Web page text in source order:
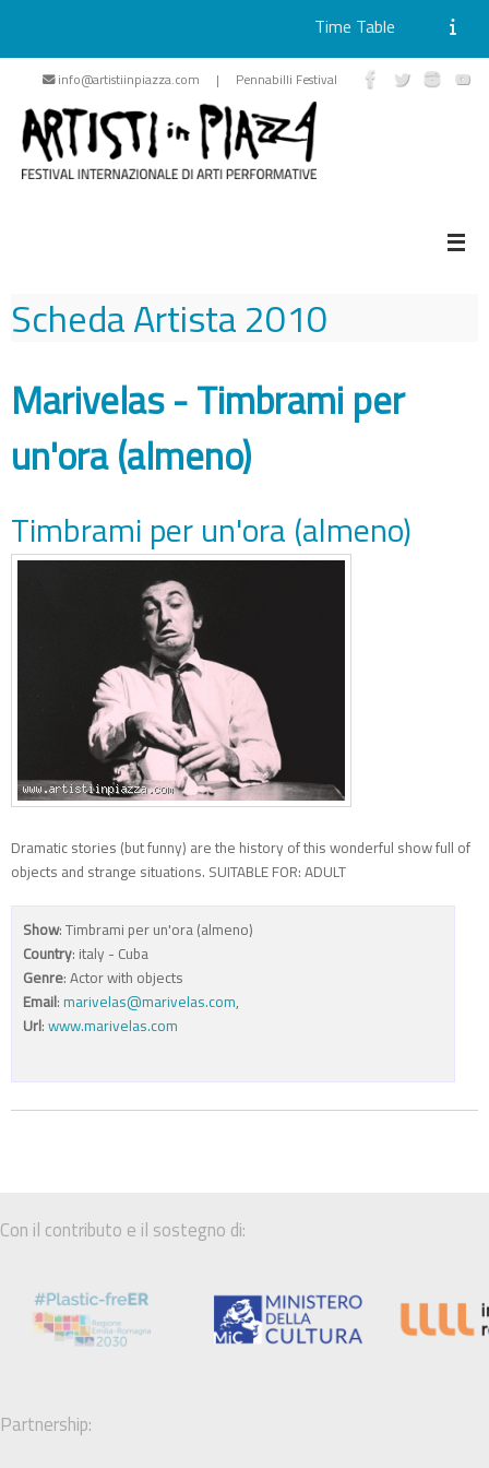
Skip
content
Time Table
info@artistiinpiazza.com | Pennabilli Festival
Scheda Artista2010
Marivelas - Timbrami per
un'ora (almeno)
Timbrami per un'ora (almeno)
Dramatic stories (but funny) are the history of this wonderful show full of
objects and strange situations. SUITABLE FOR: ADULT
Show: Timbrami per un'ora (almeno)
Country: italy - Cuba
Genre: Actor with objects
Email: marivelas@marivelas.com,
Url: www.marivelas.com
Con il contributo e il sostegno di:
Partnership: